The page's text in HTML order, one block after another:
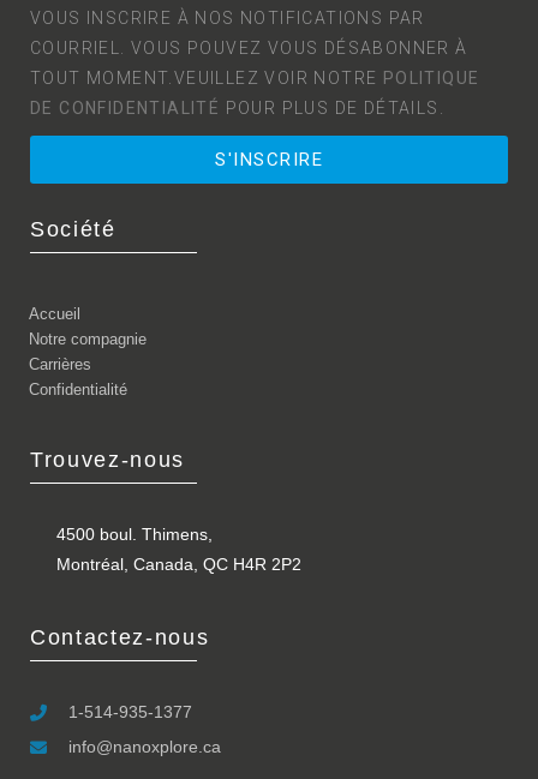
VOUS INSCRIRE À NOS NOTIFICATIONS PAR
COURRIEL. VOUS POUVEZ VOUS DÉSABONNER À
TOUT MOMENT.VEUILLEZ VOIR NOTRE POLITIQUE
DE CONFIDENTIALITÉ POUR PLUS DE DÉTAILS.
S'INSCRIRE
Société
Accueil
Notre compagnie
Carrières
Confidentialité
Trouvez-nous
4500 boul. Thimens,
Montréal, Canada, QC H4R 2P2
Contactez-nous
1-514-935-1377
info@nanoxplore.ca